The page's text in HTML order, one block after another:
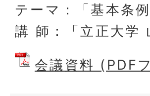
テーマ：「基本条例
講 師：「立正大学
会議資料 (PDF